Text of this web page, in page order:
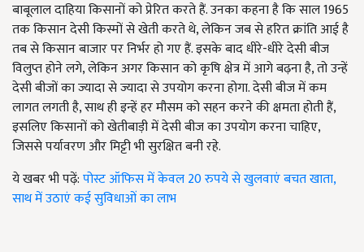
बाबूलाल दाहिया किसानों को प्रेरित करते हैं. उनका कहना है कि साल 1965
तक किसान देसी किस्मों से खेती करते थे, लेकिन जब से हरित क्रांति आई है
तब से किसान बाजार पर निर्भर हो गए हैं. इसके बाद धीरे-धीरे देसी बीज
विलुप्त होने लगे, लेकिन अगर किसान को कृषि क्षेत्र में आगे बढ़ना है, तो उन्हें
देसी बीजों का ज्यादा से ज्यादा से उपयोग करना होगा. देसी बीज में कम
लागत लगती है, साथ ही इन्हें हर मौसम को सहन करने की क्षमता होती हैं,
इसलिए किसानों को खेतीबाड़ी में देसी बीज का उपयोग करना चाहिए,
जिससे पर्यावरण और मिट्टी भी सुरक्षित बनी रहे.
ये खबर भी पढ़ें:पोस्ट ऑफिस में केवल 20 रुपये से खुलवाएं बचत खाता,
साथ में उठाएं कई सुविधाओं का लाभ